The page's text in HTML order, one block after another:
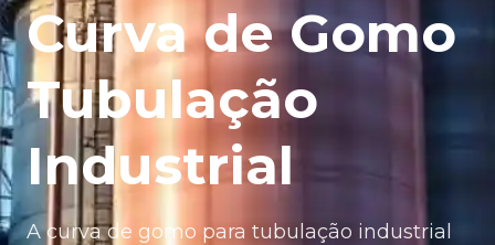
Curva de Gomo
Tubulação
Industrial
A curva de gomo para tubulação industrial